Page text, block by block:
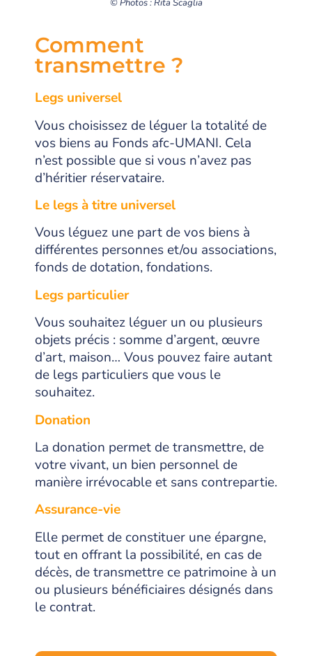
© Photos : Rita Scaglia
Comment
transmettre ?
Legs universel
Vous choisissez de léguer la totalité de
vos biens au Fonds afc-UMANI. Cela
n’est possible que si vous n’avez pas
d’héritier réservataire.
Le legs à titre universel
Vous léguez une part de vos biens à
différentes personnes et/ou associations,
fonds de dotation, fondations.
Legs particulier
Vous souhaitez léguer un ou plusieurs
objets précis : somme d’argent, œuvre
d’art, maison… Vous pouvez faire autant
de legs particuliers que vous le
souhaitez.
Donation
La donation permet de transmettre, de
votre vivant, un bien personnel de
manière irrévocable et sans contrepartie.
Assurance-vie
Elle permet de constituer une épargne,
tout en offrant la possibilité, en cas de
décès, de transmettre ce patrimoine à un
ou plusieurs bénéficiaires désignés dans
le contrat.